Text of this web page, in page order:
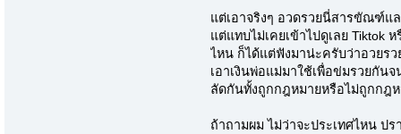
แต่เอาจริงๆ อวดรวยนี่สารขัณฑ์แ
แต่แทบไม่เคยเข้าไปดูเลย Tiktok
ไหน ก็ได้แต่ฟังมาน่ะครับว่าอวย
เอาเงินพ่อแม่มาใช้เพื่อข่มรวยกัน
ลัดกันทั้งถูกกฎหมายหรือไม่ถูกกฎ
ถ้าถามผม ไม่ว่าจะประเทศไหน ป